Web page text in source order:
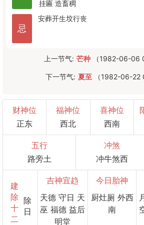
挂匾 造畜稠
忌
安葬开生坟行丧
上一节气: 芒种 （1982-06-06
下一节气: 夏至 （1982-06-22
财神位
正东
福神位
西北
喜神位
西南
五行
路旁土
冲煞
冲牛煞西
建
除
十
二
除
日
吉神宜趋
天德 守日 天
巫 福德 益后
明堂
今日胎神
厨灶厕 外西
南